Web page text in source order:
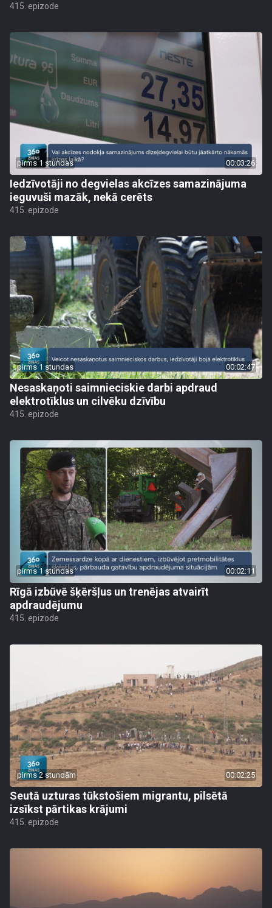
415. epizode
pirms 1 stundas 00:03:26
Iedzīvotāji no degvielas akcīzes samazinājuma
ieguvuši mazāk, nekā cerēts
415. epizode
pirms 1 stundas 00:02:47
Nesaskaņoti saimnieciskie darbi apdraud
elektrotīklus un cilvēku dzīvību
415. epizode
pirms 1 stundas 00:02:11
Rīgā izbūvē šķēršļus un trenējas atvairīt
apdraudējumu
415. epizode
pirms 2 stundām 00:02:25
Seutā uzturas tūkstošiem migrantu, pilsētā
izsīkst pārtikas krājumi
415. epizode